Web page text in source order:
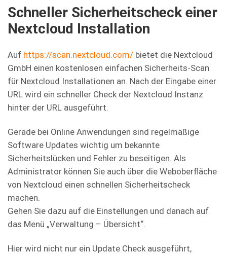
Schneller Sicherheitscheck einer
Nextcloud Installation
Auf https://scan.nextcloud.com/ bietet die Nextcloud
GmbH einen kostenlosen einfachen Sicherheits-Scan
für Nextcloud Installationen an. Nach der Eingabe einer
URL wird ein schneller Check der Nextcloud Instanz
hinter der URL ausgeführt.
Gerade bei Online Anwendungen sind regelmäßige
Software Updates wichtig um bekannte
Sicherheitslücken und Fehler zu beseitigen. Als
Administrator können Sie auch über die Weboberfläche
von Nextcloud einen schnellen Sicherheitscheck
machen.
Gehen Sie dazu auf die Einstellungen und danach auf
das Menü „Verwaltung – Übersicht“.
Hier wird nicht nur ein Update Check ausgeführt,